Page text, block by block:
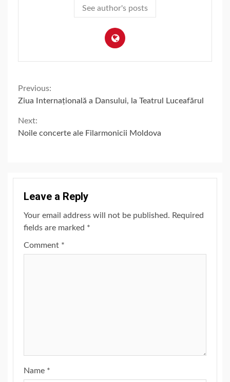
See author's posts
Continue
Reading
Previous:
Ziua Internațională a Dansului, la Teatrul Luceafărul
Next:
Noile concerte ale Filarmonicii Moldova
Leave a Reply
Your email address will not be published. Required
fields are marked *
Comment *
Name *